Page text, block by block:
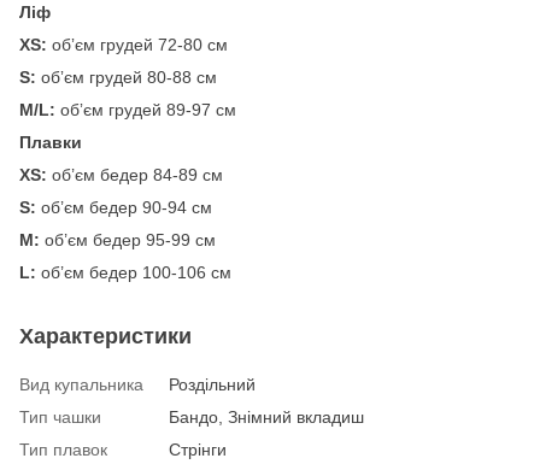
Ліф
XS: обʼєм грудей 72-80 см
S: обʼєм грудей 80-88 см
M/L: обʼєм грудей 89-97 см
Плавки
XS: об’єм бедер 84-89 см
S: об’єм бедер 90-94 см
М: об’єм бедер 95-99 см
L: об’єм бедер 100-106 см
Характеристики
Вид купальника
Роздільний
Тип чашки
Бандо, Знімний вкладиш
Тип плавок
Стрінги